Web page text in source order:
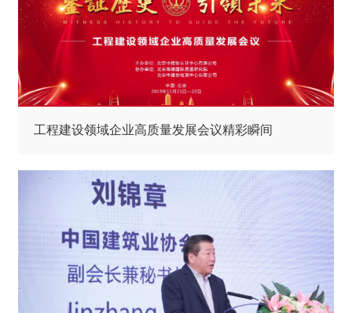
工程建设领域企业高质量发展会议精彩瞬间